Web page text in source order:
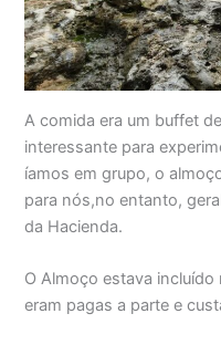
A comida era um buffet
interessante para
íamos em grupo, o
para nós,no entanto,
da Hacienda.
O Almoço estava
eram pagas a parte e